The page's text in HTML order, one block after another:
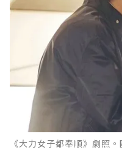
《大力女子都奉順》劇照